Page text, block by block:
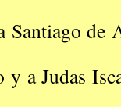
Santiago de
y a Judas